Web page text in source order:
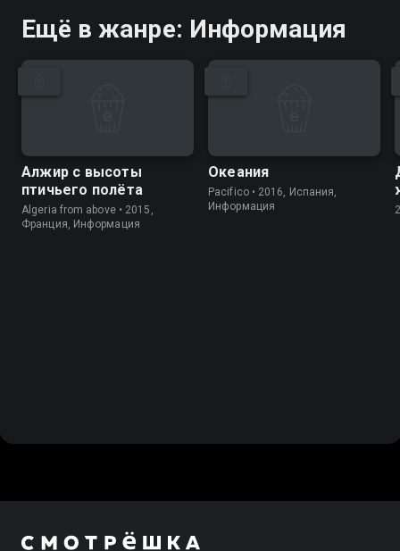
Ещё в жанре: Информация
Алжир с высоты
птичьего полёта
Algeria from above • 2015,
Франция, Информация
Океания
Pacifico • 2016, Испания,
Информация